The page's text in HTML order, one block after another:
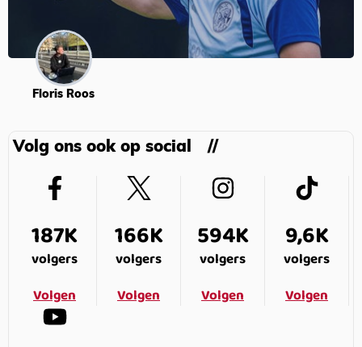
Floris Roos
Volg ons ook op social
187K
volgers
Volgen
166K
volgers
Volgen
594K
volgers
Volgen
9,6K
volgers
Volgen